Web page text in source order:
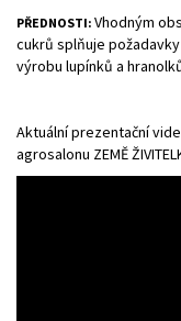
PŘEDNOSTI: Vhodným
cukrů splňuje
výrobu lupínků a
Aktuální prezentační
agrosalonu ZEMĚ